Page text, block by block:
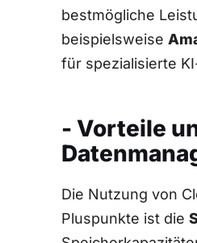
bestmögliche
beispielsweise
für spezialisierte
- Vorteile
Die Nutzung von
Pluspunkte ist die